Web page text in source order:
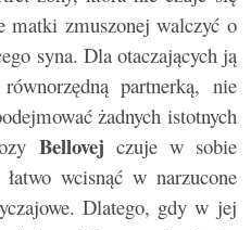
matki zmuszonej walczyć o
syna. Dla otaczających ją
partnerką, nie
żadnych istotnych
Bellovej czuje w sobie
wcisnąć w narzucone
Dlatego, gdy w jej